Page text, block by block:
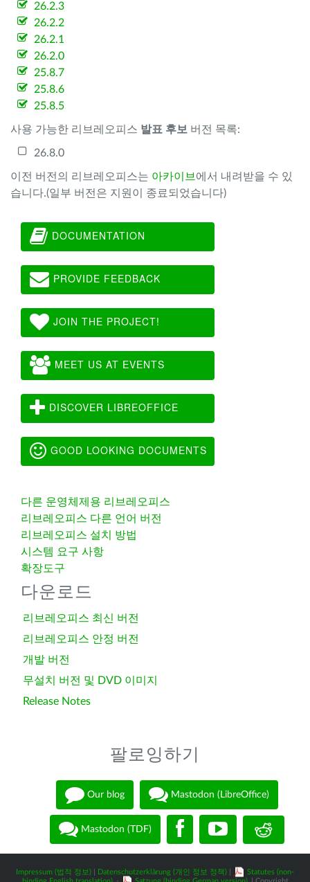
26.2.3
26.2.2
26.2.1
26.2.0
25.8.7
25.8.6
25.8.5
사용 가능한 리브레오피스 발표 후보 버전 목록:
26.8.0
이전 버전의 리브레오피스는 아카이브 에서 내려받을 수 있
습니다.(일부 버전은 지원이 종료되었습니다)
DOCUMENTATION
PROVIDE FEEDBACK
JOIN THE PROJECT!
MEET US AT EVENTS
DISCOVER LIBREOFFICE
GOOD LOOKING DOCUMENTS
다른 운영체제용 리브레오피스
리브레오피스 다른 언어 버전
리브레오피스 설치 방법
시스템 요구 사항
확장도구
다운로드
리브레오피스 최신 버전
리브레오피스 안정 버전
개발 버전
무설치 버전 및 DVD 이미지
Release Notes
팔로잉하기
Our blog Mastodon (LibreOffice)
Mastodon (TDF)
Impressum (법적 정보) Datenschutzerklärung (개인 정보 정책)
Statutes (non-